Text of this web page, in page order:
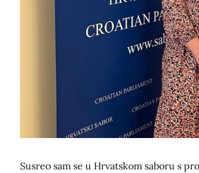
Susreo sam se u Hrvatskom saboru s